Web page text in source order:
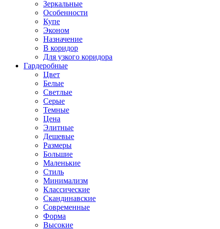
Зеркальные
Особенности
Купе
Эконом
Назначение
В коридор
Для узкого коридора
Гардеробные
Цвет
Белые
Светлые
Серые
Темные
Цена
Элитные
Дешевые
Размеры
Большие
Маленькие
Стиль
Минимализм
Классические
Скандинавские
Современные
Форма
Высокие